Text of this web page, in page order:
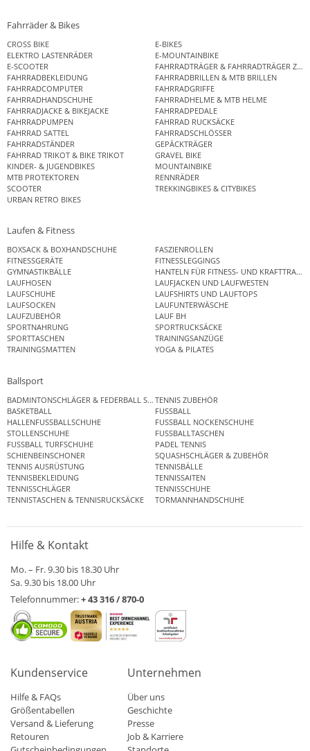
Fahrräder & Bikes
CROSS BIKE
E-BIKES
ELEKTRO LASTENRÄDER
E-MOUNTAINBIKE
E-SCOOTER
FAHRRADTRÄGER & FAHRRADTRÄGER
FAHRRADBEKLEIDUNG
FAHRRADBRILLEN & MTB BRILLEN
FAHRRADCOMPUTER
FAHRRADGRIFFE
FAHRRADHANDSCHUHE
FAHRRADHELME & MTB HELME
FAHRRADJACKE & BIKEJACKE
FAHRRADPEDALE
FAHRRADPUMPEN
FAHRRAD RUCKSÄCKE
FAHRRAD SATTEL
FAHRRADSCHLÖSSER
FAHRRADSTÄNDER
GEPÄCKTRÄGER
FAHRRAD TRIKOT & BIKE TRIKOT
GRAVEL BIKE
KINDER- & JUGENDBIKES
MOUNTAINBIKE
MTB PROTEKTOREN
RENNRÄDER
SCOOTER
TREKKINGBIKES & CITYBIKES
URBAN RETRO BIKES
Laufen & Fitness
BOXSACK & BOXHANDSCHUHE
FASZIENROLLEN
FITNESSGERÄTE
FITNESSLEGGINGS
GYMNASTIKBÄLLE
HANTELN FÜR FITNESS- UND
LAUFHOSEN
LAUFJACKEN UND LAUFWESTEN
LAUFSCHUHE
LAUFSHIRTS UND LAUFTOPS
LAUFSOCKEN
LAUFUNTERWÄSCHE
LAUFZUBEHÖR
LAUF BH
SPORTNAHRUNG
SPORTRUCKSÄCKE
SPORTTASCHEN
TRAININGSANZÜGE
TRAININGSMATTEN
YOGA & PILATES
Ballsport
BADMINTONSCHLÄGER & FEDERBALL SETSTENNIS ZUBEHÖR
BASKETBALL
FUSSBALL
HALLENFUSSBALLSCHUHE
FUSSBALL NOCKENSCHUHE
STOLLENSCHUHE
FUSSBALLTASCHEN
FUSSBALL TURFSCHUHE
PADEL TENNIS
SCHIENBEINSCHONER
SQUASHSCHLÄGER & ZUBEHÖR
TENNIS AUSRÜSTUNG
TENNISBÄLLE
TENNISBEKLEIDUNG
TENNISSAITEN
TENNISSCHLÄGER
TENNISSCHUHE
TENNISTASCHEN & TENNISRUCKSÄCKE
TORMANNHANDSCHUHE
Hilfe & Kontakt
Mo. – Fr. 9.30 bis 18.30 Uhr
Sa. 9.30 bis 18.00 Uhr
Telefonnummer:+ 43 316 / 870-0
Kundenservice
Hilfe & FAQs
Größentabellen
Versand & Lieferung
Retouren
Unternehmen
Über uns
Geschichte
Presse
Job & Karriere